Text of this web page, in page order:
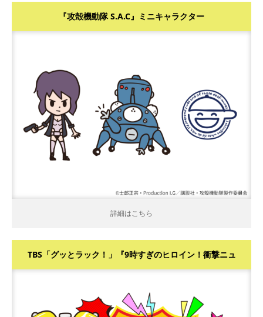
『攻殻機動隊 S.A.C』ミニキャラクター
詳細はこちら
詳細はこちら
TBS「グッとラック！」『9時すぎのヒロイン！衝撃ニュ